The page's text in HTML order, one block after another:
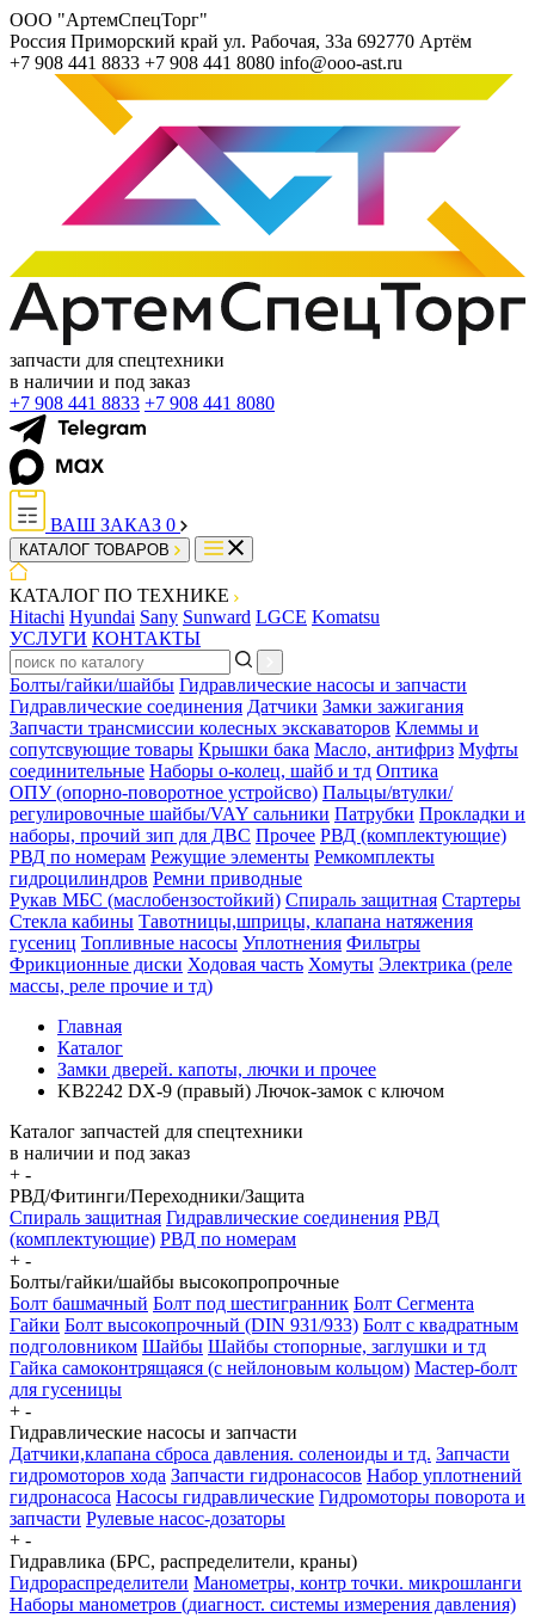
ООО "АртемСпецТорг"
Россия Приморский край ул. Рабочая, 33а 692770 Артём
+7 908 441 8833 +7 908 441 8080 info@ooo-ast.ru
запчасти для спецтехники
в наличии и под заказ
+7 908 441 8833 +7 908 441 8080
ВАШ ЗАКАЗ 0
КАТАЛОГ ТОВАРОВ
КАТАЛОГ ПО ТЕХНИКЕ
Hitachi Hyundai Sany Sunward LGCE Komatsu
УСЛУГИ КОНТАКТЫ
Болты/гайки/шайбы Гидравлические насосы и запчасти
Гидравлические соединения Датчики Замки зажигания
Запчасти трансмиссии колесных экскаваторов Клеммы и
сопутсвующие товары Крышки бака Масло, антифриз Муфты
соединительные Наборы о-колец, шайб и тд Оптика
ОПУ (опорно-поворотное устройсво) Пальцы/втулки/
регулировочные шайбы/VAY сальники Патрубки Прокладки и
наборы, прочий зип для ДВС Прочее РВД (комплектующие)
РВД по номерам Режущие элементы Ремкомплекты
гидроцилиндров Ремни приводные
Рукав МБС (маслобензостойкий) Спираль защитная Стартеры
Стекла кабины Тавотницы,шприцы, клапана натяжения
гусениц Топливные насосы Уплотнения Фильтры
Фрикционные диски Ходовая часть Хомуты Электрика (реле
массы, реле прочие и тд)
Главная
Каталог
Замки дверей. капоты, лючки и прочее
KB2242 DX-9 (правый) Лючок-замок с ключом
Каталог запчастей для спецтехники
в наличии и под заказ
+ -
РВД/Фитинги/Переходники/Защита
Спираль защитная Гидравлические соединения РВД
(комплектующие) РВД по номерам
+ -
Болты/гайки/шайбы высокопропрочные
Болт башмачный Болт под шестигранник Болт Сегмента
Гайки Болт высокопрочный (DIN 931/933) Болт с квадратным
подголовником Шайбы Шайбы стопорные, заглушки и тд
Гайка самоконтрящаяся (с нейлоновым кольцом) Мастер-болт
для гусеницы
+ -
Гидравлические насосы и запчасти
Датчики,клапана сброса давления. соленоиды и тд. Запчасти
гидромоторов хода Запчасти гидронасосов Набор уплотнений
гидронасоса Насосы гидравлические Гидромоторы поворота и
запчасти Рулевые насос-дозаторы
+ -
Гидравлика (БРС, распределители, краны)
Гидрораспределители Манометры, контр точки. микрошланги
Наборы манометров (диагност. системы измерения давления)